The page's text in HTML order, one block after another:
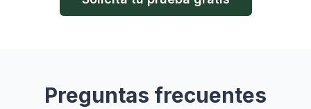
Preguntas frecuentes